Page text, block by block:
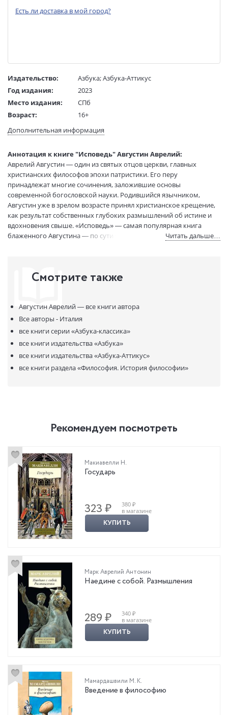
Есть ли доставка в мой город?
Издательство: Азбука;Азбука-Аттикус
Год издания:
2023
Место издания:
СПб
Возраст:
16+
Язык текста:
русский
Перевод:
Сергеенко М.Е.
Тип обложки:
Мягкая обложка
Формат:
76х100 1/32
Размеры в мм
(ДхШхВ):
180x115x15
Вес:
195 гр.
Страниц:
400
Тираж:
2000 экз.
В продаже с:
28.03.2019
Дополнительная информация
Аннотация к книге "Исповедь" Августин Аврелий:
Аврелий Августин — один из святых отцов церкви, главных
христианских философов эпохи патристики. Его перу
принадлежат многие сочинения, заложившие основы
современной богословской науки. Родившийся язычником,
Августин уже в зрелом возрасте принял христианское крещение,
как результат собственных глубоких размышлений об истине и
вдохновения свыше. «Исповедь» — самая популярная книга
блаженного Августина — по сути является лирической
философии психологическим самоанализом Августин сумел
показать в ней противоречивость становления личности. На
искренностью и живой свидетельской манерой повествования о
сложном и радостном пути человека к Богу.
Читать дальше…
Смотрите также
Августин Аврелий — все книги автора
Все авторы - Италия
все книги серии«Азбука-классика»
все книги издательства«Азбука»
все книги издательства«Азбука-Аттикус»
все книги раздела«Философия. История философии»
Рекомендуем посмотреть
Макиавелли Н.
Государь
323 ₽
380 ₽
в магазине
КУПИТЬ
Марк Аврелий Антонин
Наедине с собой. Размышления
289 ₽
340 ₽
в магазине
КУПИТЬ
Мамардашвили М. К.
Введение в философию